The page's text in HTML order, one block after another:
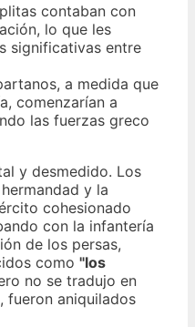
contaban con
lo que les
significativas entre
a medida que
comenzarían a
las fuerzas greco
y desmedido. Los
y la
cohesionado
con la infantería
de los persas,
como "los
no se tradujo en
fueron aniquilados